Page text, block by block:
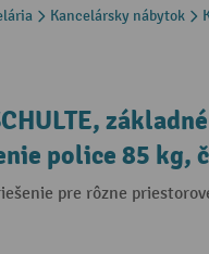
Kancelársky nábytok
police 85 kg,
pre rôzne